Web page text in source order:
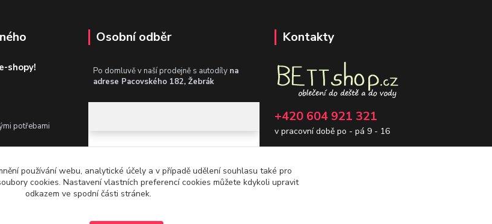
shopy!
potřebami
i zahradu
Osobní odběr
Po domluvě v naší prodejně s autodíly na
adrese Pacovského 182, Žebrák
Kontakty
+420 604 921 321
v pracovní době po - pá 9 - 16
používání webu, analytické účely a v případě udělení souhlasu také pro
cookies. Nastavení vlastních preferencí cookies můžete kdykoli upravit
odkazem ve spodní části stránek.